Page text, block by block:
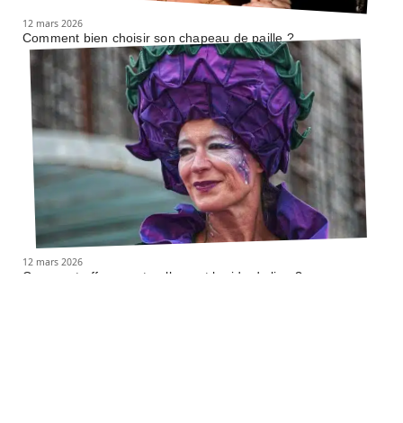
12 mars 2026
Comment bien choisir son chapeau de paille ?
12 mars 2026
Comment effacer naturellement la ride du lion ?